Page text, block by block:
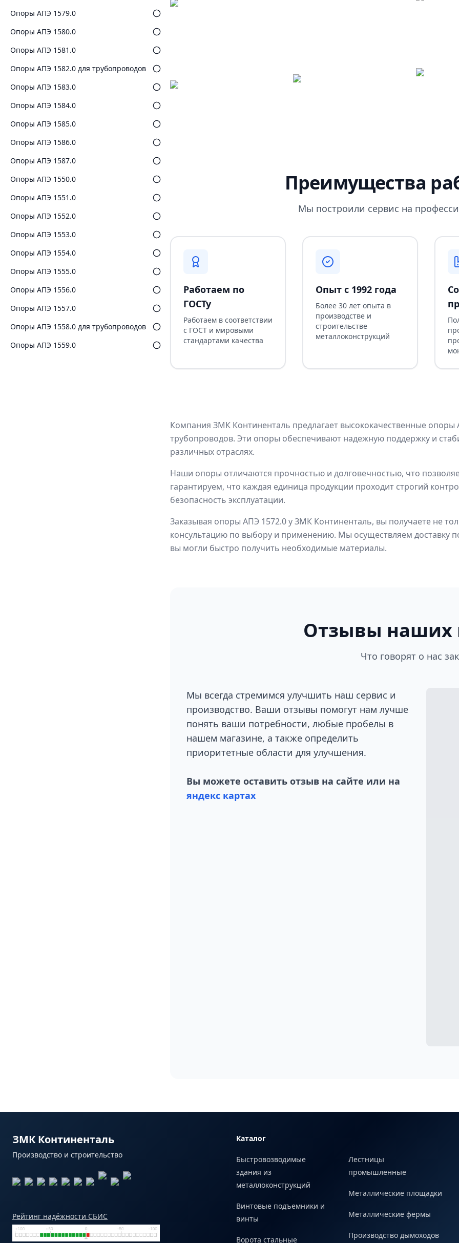
Опоры АПЭ 1579.0
Опоры АПЭ 1580.0
Опоры АПЭ 1581.0
Опоры АПЭ 1582.0 для трубопроводов
Опоры АПЭ 1583.0
Опоры АПЭ 1584.0
Опоры АПЭ 1585.0
Опоры АПЭ 1586.0
Опоры АПЭ 1587.0
Опоры АПЭ 1550.0
Опоры АПЭ 1551.0
Опоры АПЭ 1552.0
Опоры АПЭ 1553.0
Опоры АПЭ 1554.0
Опоры АПЭ 1555.0
Опоры АПЭ 1556.0
Опоры АПЭ 1557.0
Опоры АПЭ 1558.0 для трубопроводов
Опоры АПЭ 1559.0
Преимущества
Мы построили сервис на
Работаем по
ГОСТу
Работаем в соответствии
с ГОСТ и мировыми
стандартами качества
Опыт с 1992 года
Более 30 лет опыта в
производстве и
строительстве
металлоконструкций
Компания ЗМК Континенталь предлагает высококачественные опоры
трубопроводов. Эти опоры обеспечивают надежную поддержку и
различных отраслях.
Наши опоры отличаются прочностью и долговечностью, что
гарантируем, что каждая единица продукции проходит строгий
безопасность эксплуатации.
Заказывая опоры АПЭ 1572.0 у ЗМК Континенталь, вы получаете не
консультацию по выбору и применению. Мы осуществляем доставку
вы могли быстро получить необходимые материалы.
Отзывы наших
Что говорят о нас
Мы всегда стремимся улучшить наш сервис и
производство. Ваши отзывы помогут нам лучше
понять ваши потребности, любые пробелы в
нашем магазине, а также определить
приоритетные области для улучшения.
Вы можете оставить отзыв на сайте или на
яндекс картах
ЗМК Континенталь
Производство и строительство
Рейтинг надёжности СБИС
Каталог
Быстровозводимые
здания из
металлоконструкций
Винтовые подъемники и
винты
Ворота стальные
Лестницы
промышленные
Металлические площадки
Металлические фермы
Производство дымоходов